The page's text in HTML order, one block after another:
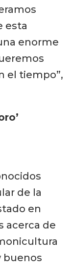
esta
enorme
el tiempo”,
de la
en
acerca de
buenos